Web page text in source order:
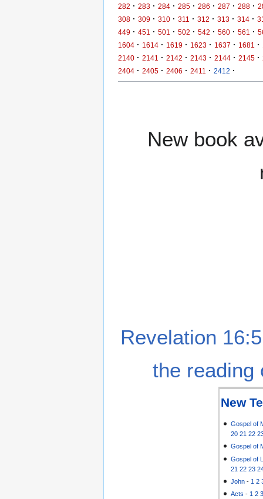
282 · 283 · 284 · 285 · 286 · 287 · 288 ·
308 · 309 · 310 · 311 · 312 · 313 · 314 ·
449 · 451 · 501 · 502 · 542 · 560 · 561 ·
1604 · 1614 · 1619 · 1623 · 1637 · 1681 ·
2140 · 2141 · 2142 · 2143 · 2144 · 2145 ·
2404 · 2405 · 2406 · 2411 · 2412 ·
New book
Revelation
the reading
New
Gospel of
20 21 22
Gospel of
Gospel of
21 22 23
John - 1 2
Acts - 1 2